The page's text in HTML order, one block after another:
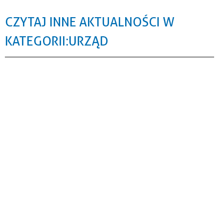
CZYTAJ INNE AKTUALNOŚCI W
KATEGORII: URZĄD